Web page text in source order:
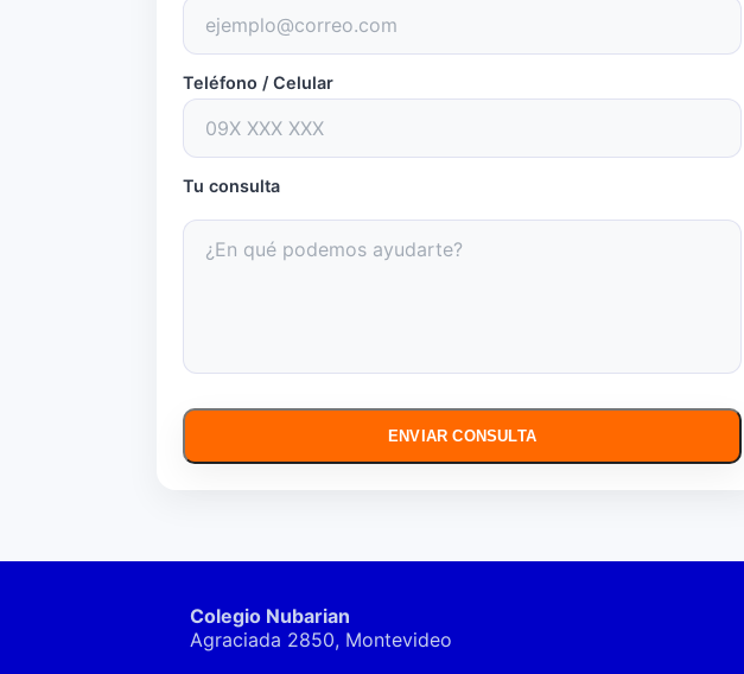
Teléfono / Celular
Tu consulta
ENVIAR CONSULTA
Colegio Nubarian
Agraciada 2850, Montevideo